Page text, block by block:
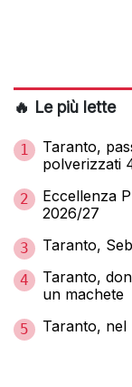
🔥 Le più lette
1
Taranto,
polverizzati
2
Eccellenza
2026/27
3 Taranto,
4
Taranto,
un machete
5 Taranto, nel